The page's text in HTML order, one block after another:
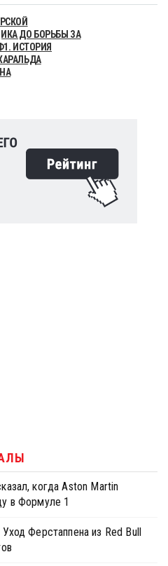
ДО БОРЬБЫ ЗА
ИСТОРИЯ
когда Aston Martin
в Формуле 1
Ферстаппена из Red Bull